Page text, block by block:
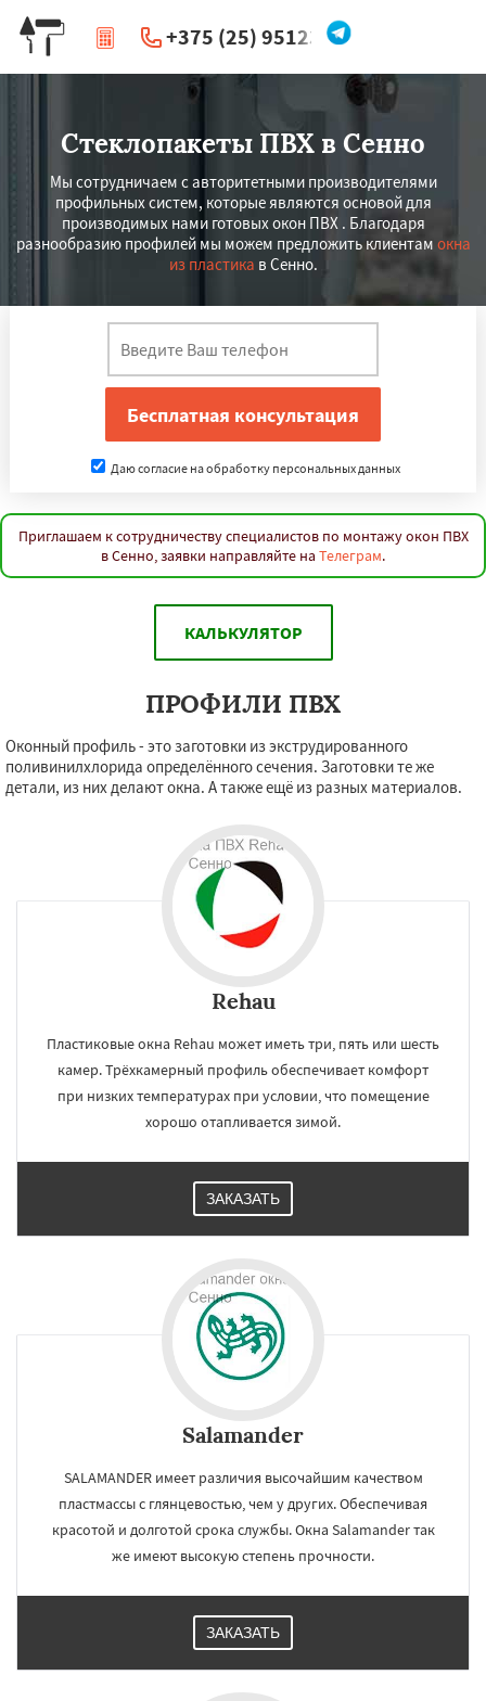
+375 (25) 951234
| Перезвоните мне
Стеклопакеты ПВХ в Сенно
Мы сотрудничаем с авторитетными производителями
профильных систем, которые являются основой для
производимых нами готовых окон ПВХ . Благодаря
разнообразию профилей мы можем предложить клиентам окна
из пластика в Сенно.
Даю согласие на обработку персональных данных
Приглашаем к сотрудничеству специалистов по монтажу окон ПВХ
в Сенно, заявки направляйте на Телеграм.
КАЛЬКУЛЯТОР
ПРОФИЛИ ПВХ
Оконный профиль - это заготовки из экструдированного
поливинилхлорида определённого сечения. Заготовки те же
детали, из них делают окна. А также ещё из разных материалов.
Rehau
Пластиковые окна Rehau может иметь три, пять или шесть
камер. Трёхкамерный профиль обеспечивает комфорт
при низких температурах при условии, что помещение
хорошо отапливается зимой.
ЗАКАЗАТЬ
Salamander
SALAMANDER имеет различия высочайшим качеством
пластмассы с глянцевостью, чем у других. Обеспечивая
красотой и долготой срока службы. Окна Salamander так
же имеют высокую степень прочности.
ЗАКАЗАТЬ